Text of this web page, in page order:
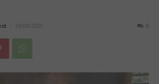
- 18/09/2025 0